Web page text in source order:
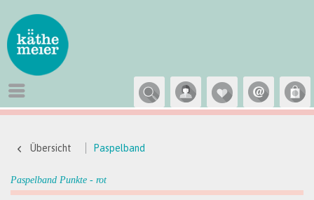
Übersicht Paspelband
Paspelband Punkte - rot